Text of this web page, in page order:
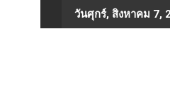
to
วันศุกร์, สิงหาคม 7,